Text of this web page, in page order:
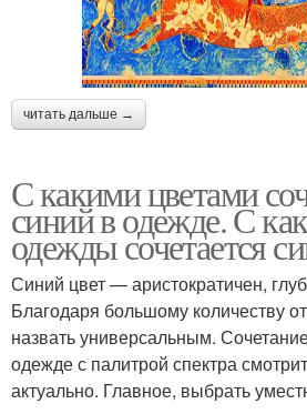
читать дальше →
С какими цветами
синий в одежде. С
одежды сочетается
Синий цвет — аристократичен,
Благодаря большому количеству
назвать универсальным.
одежде с палитрой спектра
актуально. Главное, выбрать